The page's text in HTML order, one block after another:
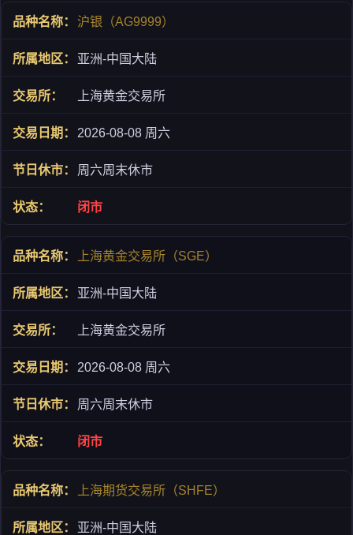
沪银（AG9999）
亚洲-中国大陆
上海黄金交易所
2026-08-08 周六
周六周末休市
闭市
上海黄金交易所（SGE）
亚洲-中国大陆
上海黄金交易所
2026-08-08 周六
周六周末休市
闭市
上海期货交易所（SHFE）
亚洲-中国大陆